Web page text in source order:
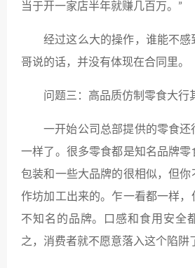
当于开一家店半年就赚几百万。”
经过这么大的操作，谁能不感
哥说的话，并没有体现在合同里。
问题三：高品质仿制零食大行
一开始公司总部提供的零食还
一样了。很多零食都是知名品牌零
包装和一些大品牌的很相似，但
作坊加工出来的。乍一看都一样，
不知名的品牌。口感和食用安全
之，消费者就不愿意落入这个陷阱